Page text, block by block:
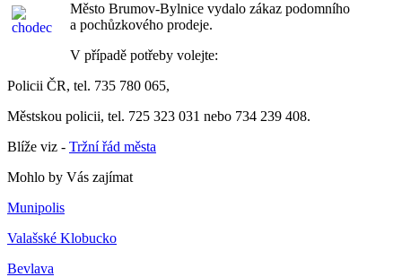
Město Brumov-Bylnice vydalo zákaz podomního
a pochůzkového prodeje.
V případě potřeby volejte:
Policii ČR, tel. 735 780 065,
Městskou policii, tel. 725 323 031 nebo 734 239 408.
Blíže viz - Tržní řád města
Mohlo by Vás zajímat
Munipolis
Valašské Klobucko
Bevlava